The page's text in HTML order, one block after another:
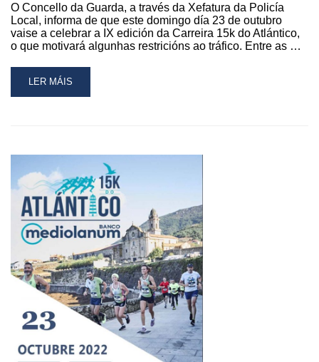
O Concello da Guarda, a través da Xefatura da Policía
Local, informa de que este domingo día 23 de outubro
vaise a celebrar a IX edición da Carreira 15k do Atlántico,
o que motivará algunhas restricións ao tráfico. Entre as …
READ
MORE
DEBIDO
CELEBRACIÓN
DA
15K
DO
ATLÁNTICO
ESTE
DOMINGO
LER MÁIS